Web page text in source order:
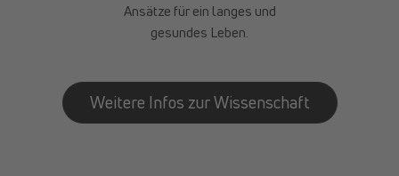
Ansätze für ein langes und
gesundes Leben.
Weitere Infos zur Wissenschaft